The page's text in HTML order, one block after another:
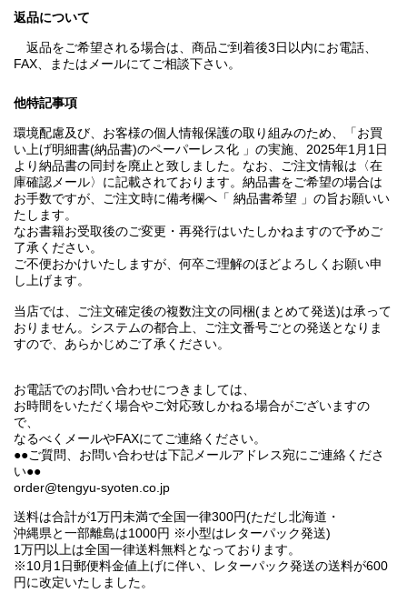
返品について
返品をご希望される場合は、商品ご到着後3日以内にお電話、
FAX、またはメールにてご相談下さい。
他特記事項
環境配慮及び、お客様の個人情報保護の取り組みのため、「お買
い上げ明細書(納品書)のペーパーレス化 」の実施、2025年1月1日
より納品書の同封を廃止と致しました。なお、ご注文情報は〈在
庫確認メール〉に記載されております。納品書をご希望の場合は
お手数ですが、ご注文時に備考欄へ「 納品書希望 」の旨お願いい
たします。
なお書籍お受取後のご変更・再発行はいたしかねますので予めご
了承ください。
ご不便おかけいたしますが、何卒ご理解のほどよろしくお願い申
し上げます。
当店では、ご注文確定後の複数注文の同梱(まとめて発送)は承って
おりません。システムの都合上、ご注文番号ごとの発送となりま
すので、あらかじめご了承ください。
お電話でのお問い合わせにつきましては、
お時間をいただく場合やご対応致しかねる場合がございますの
で、
なるべくメールやFAXにてご連絡ください。
●●ご質問、お問い合わせは下記メールアドレス宛にご連絡くださ
い●●
order@tengyu-syoten.co.jp
送料は合計が1万円未満で全国一律300円(ただし北海道・
沖縄県と一部離島は1000円 ※小型はレターパック発送)
1万円以上は全国一律送料無料となっております。
※10月1日郵便料金値上げに伴い、レターパック発送の送料が600
円に改定いたしました。